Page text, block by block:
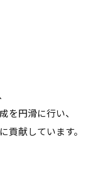
を円滑に行い、
貢献しています。